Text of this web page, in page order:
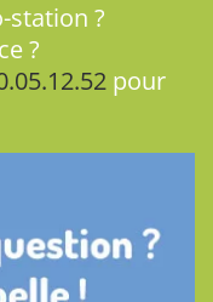
station ?
?
pour